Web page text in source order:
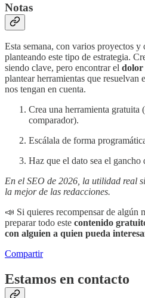
Notas
Esta semana, con varios proyectos y
planteando este tipo de estrategia.
siendo clave, pero encontrar el dolor
plantear herramientas que resuelvan
nos tengan en cuenta.
Crea una herramienta gratuita
comparador).
Escálala de forma
Haz que el dato sea el gancho
En el SEO de 2026, la utilidad real
la mejor de las redacciones.
📣 Si quieres recompensar de algún
preparar todo este contenido
con alguien a quien pueda
Compartir
Estamos en contacto